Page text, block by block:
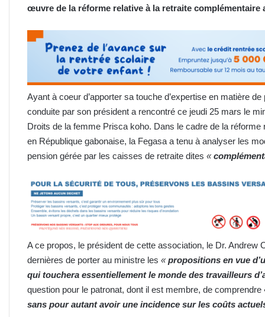
œuvre de la réforme relative à la retraite complémentaire
Ayant à coeur d’apporter sa touche d’expertise en matière
conduite par son président a rencontré ce jeudi 25 mars le
Droits de la femme Prisca koho. Dans le cadre de la
en République gabonaise, la Fegasa a tenu à analyser les
pension gérée par les caisses de retraite dites «
A ce propos, le président de cette association, le Dr. Andrew
dernières de porter au ministre les «propositions en vue
qui touchera essentiellement le monde des travailleurs
question pour le patronat, dont il est membre, de comprendre
sans pour autant avoir une incidence sur les coûts